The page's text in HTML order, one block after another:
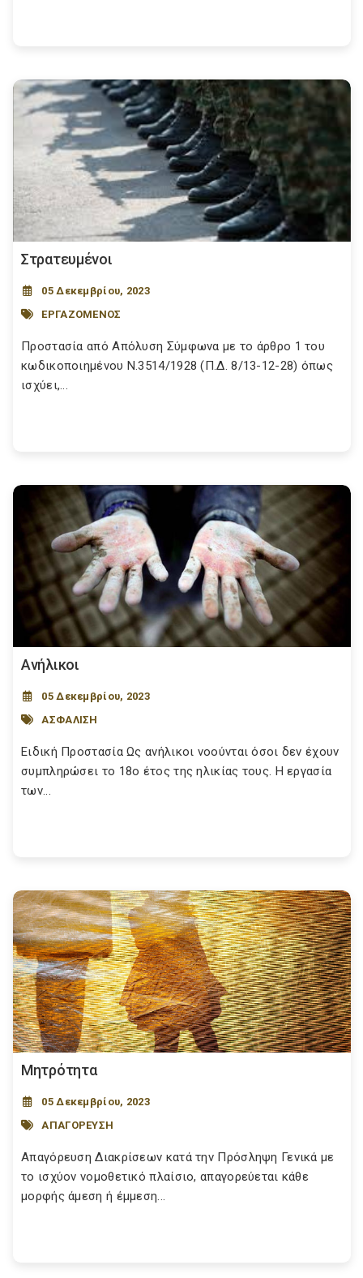
Στρατευμένοι
05 Δεκεμβρίου, 2023
ΕΡΓΑΖΟΜΕΝΟΣ
Προστασία από Απόλυση Σύμφωνα με το άρθρο 1 του
κωδικοποιημένου Ν.3514/1928 (Π.Δ. 8/13-12-28) όπως
ισχύει,...
Ανήλικοι
05 Δεκεμβρίου, 2023
ΑΣΦΑΛΙΣΗ
Ειδική Προστασία Ως ανήλικοι νοούνται όσοι δεν έχουν
συμπληρώσει το 18ο έτος της ηλικίας τους. Η εργασία
των...
Μητρότητα
05 Δεκεμβρίου, 2023
ΑΠΑΓΟΡΕΥΣΗ
Απαγόρευση Διακρίσεων κατά την Πρόσληψη Γενικά με
το ισχύον νομοθετικό πλαίσιο, απαγορεύεται κάθε
μορφής άμεση ή έμμεση...